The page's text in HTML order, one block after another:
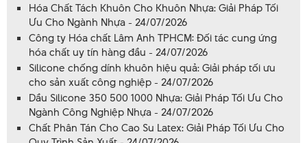
Hóa Chất Tách Khuôn Cho Khuôn Nhựa: Giải Pháp Tối
Ưu Cho Ngành Nhựa - 24/07/2026
Công ty Hóa chất Lâm Anh TPHCM: Đối tác cung ứng
hóa chất uy tín hàng đầu - 24/07/2026
Silicone chống dính khuôn hiệu quả: Giải pháp tối ưu
cho sản xuất công nghiệp - 24/07/2026
Dầu Silicone 350 500 1000 Nhựa: Giải Pháp Tối Ưu Cho
Ngành Công Nghiệp Nhựa - 24/07/2026
Chất Phân Tán Cho Cao Su Latex: Giải Pháp Tối Ưu Cho